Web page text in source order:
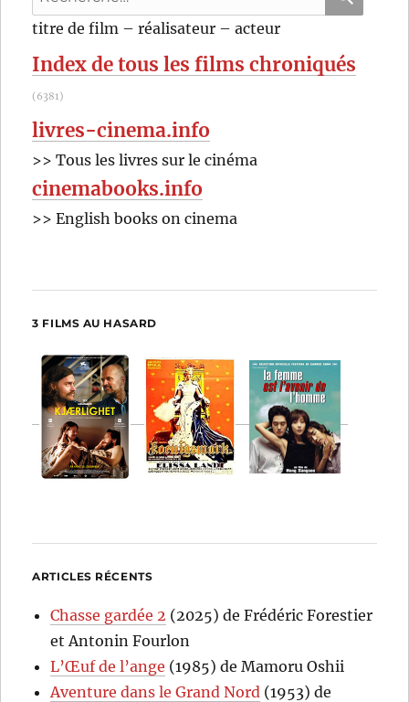
pour
titre de film – réalisateur – acteur
Index de tous les films chroniqués
(6381)
livres-cinema.info
>> Tous les livres sur le cinéma
cinemabooks.info
>> English books on cinema
3 FILMS AU HASARD
ARTICLES RÉCENTS
Chasse gardée 2 (2025) de Frédéric Forestier
et Antonin Fourlon
L’Œuf de l’ange (1985) de Mamoru Oshii
Aventure dans le Grand Nord (1953) de